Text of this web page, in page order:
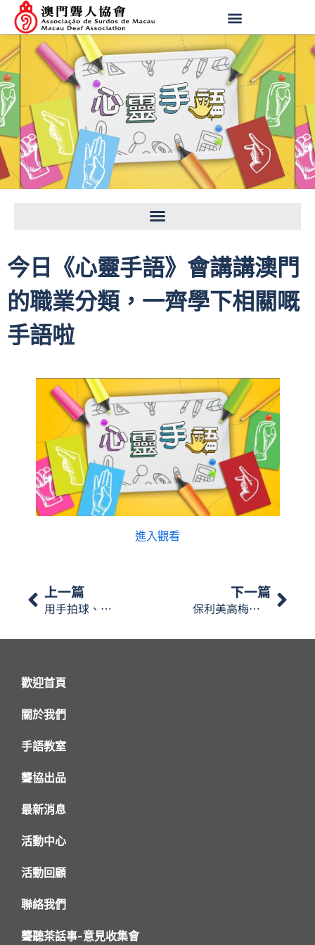
今日《心靈手語》會講講澳門
的職業分類，一齊學下相關嘅
手語啦
進入觀看
上一篇
用手拍球、傳球，要把球投進籃框得分。大家要一起防守、一起進攻，團隊合作最重要！想知道「籃球」的澳門手語怎樣表達呢？…【星期一手語】
下一篇
保利美高梅博物館《絲路》展覽🐫
歡迎首頁
關於我們
手語教室
聾協出品
最新消息
活動中心
活動回顧
聯絡我們
聾聽茶話事-意見收集會